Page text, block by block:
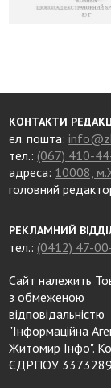
КОНТАКТИ
ел. пошта:
тел.: (067) 410-
адреса: 10008,
головний
РЕКЛАМНИЙ
тел.: (0412) 47-
Сайт належить
з обмеженою
відповідальністю
"Інформаційна
Житомир Інфо".
ЄДРПОУ